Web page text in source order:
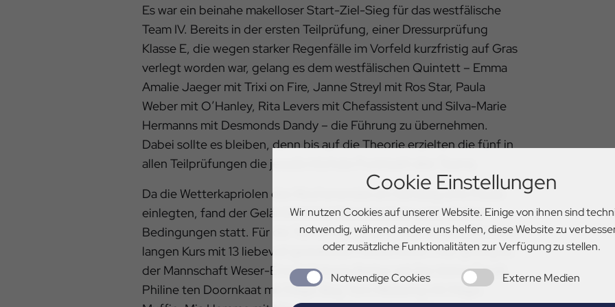
Cookie Einstellungen
Wir nutzen Cookies auf unserer Website. Einige von ihnen sind
notwendig, während andere uns helfen, diese Website zu
oder zusätzliche Funktionalitäten zur Verfügung zu stellen.
Notwendige Cookies Externe Medien
Es war ein beinahe makelloser Start-Ziel-Sieg für das westfälische
Team IV. Bereits in der ersten Teilprüfung, einer Dressurprüfung
Klasse E, die wegen starker Regenfälle im Vorfeld kurzfristig auf Gras
verlegt worden war, gelang es dem westfälischen Quintett – Emma
Amalie Jaeger mit Trixi on Fire, Janne Streyl mit Ros Star, Paula
Weber mit O’Hanley, Rita Levers mit Chefassistent und Silva-Marie
Hermanns mit Desmonds Dandy – die Führung zu übernehmen.
Dabei sollte es bleiben, denn bis auf die Theorie erzielten die fünf in
allen Teilprüfungen die jeweils höchste Punktzahl aller Teams.
Da die Wetterkapriolen des Wochenendes am Samstag eine Pause
einlegten, fand der Geländeritt bei Sonnenschein unter besten
Bedingungen statt. Für die Teilnehmer ging es über einen 1.100 Meter
langen Kurs mit 13 liebevoll gestalteten Hindernissen. Hier gelang es
der Mannschaft Weser-Ems II (Antonia Breher mit Der kleine Casall,
Philine ten Doornkaat mit Magic Boy, Tom Wedwing mit Magic